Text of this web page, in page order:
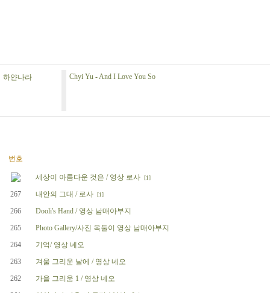
하얀나라 Chyi Yu - And I Love You So
번호
세상이 아름다운 것은 / 영상 로사 [1]
267 내안의 그대 / 로사 [1]
266
Dooli's Hand / 영상 남매아부지
265
Photo Gallery/사진 옥둘이 영상 남매아부지
264
기억/ 영상 네오
263
겨울 그리운 날에 / 영상 네오
262
가을 그리움 1 / 영상 네오